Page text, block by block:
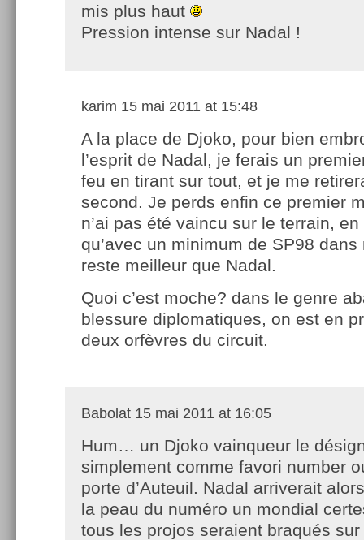
mis plus haut
Pression intense sur Nadal !
karim 15 mai 2011 at 15:48
A la place de Djoko, pour bien
l’esprit de Nadal, je ferais un
feu en tirant sur tout, et je me
second. Je perds enfin ce premier
n’ai pas été vaincu sur le terrain,
qu’avec un minimum de SP98
reste meilleur que Nadal.
Quoi c’est moche? dans le genre
blessure diplomatiques, on est en
deux orfèvres du circuit.
Babolat 15 mai 2011 at 16:05
Hum… un Djoko vainqueur le
simplement comme favori number
porte d’Auteuil. Nadal arriverait
la peau du numéro un mondial
tous les projos seraient braqués